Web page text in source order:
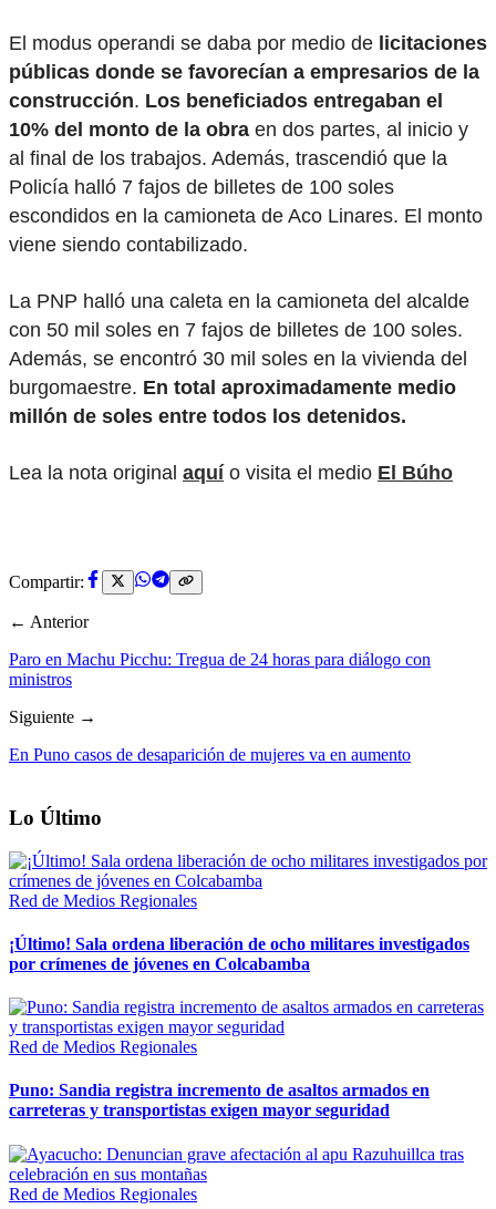
El modus operandi se daba por medio de licitaciones
públicas donde se favorecían a empresarios de la
construcción. Los beneficiados entregaban el
10% del monto de la obra en dos partes, al inicio y
al final de los trabajos. Además, trascendió que la
Policía halló 7 fajos de billetes de 100 soles
escondidos en la camioneta de Aco Linares. El monto
viene siendo contabilizado.
La PNP halló una caleta en la camioneta del alcalde
con 50 mil soles en 7 fajos de billetes de 100 soles.
Además, se encontró 30 mil soles en la vivienda del
burgomaestre. En total aproximadamente medio
millón de soles entre todos los detenidos.
Lea la nota original aquío visita el medio El Búho
Compartir:
← Anterior
Paro en Machu Picchu: Tregua de 24 horas para diálogo con
ministros
Siguiente →
En Puno casos de desaparición de mujeres va en aumento
Lo Último
Red de Medios Regionales
¡Último! Sala ordena liberación de ocho militares investigados
por crímenes de jóvenes en Colcabamba
Red de Medios Regionales
Puno: Sandia registra incremento de asaltos armados en
carreteras y transportistas exigen mayor seguridad
Red de Medios Regionales